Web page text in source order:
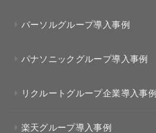
パーソルグループ導入事例
パナソニックグループ導入事例
リクルートグループ企業導入事例
楽天グループ導入事例